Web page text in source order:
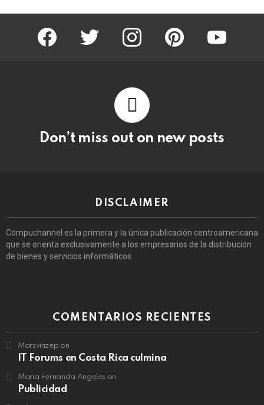
facebook twitter instagram pinterest youtube
Don’t miss out on new posts
DISCLAIMER
Compuchannel es la primera y la única publicación centroamericana
que se orienta exclusivamente a los empresarios de la distribución
de bienes y servicios informáticos.
COMENTARIOS RECIENTES
Marsvinzep on
IT Forums en Costa Rica culmina
María Fernanda Angeles on
Publicidad